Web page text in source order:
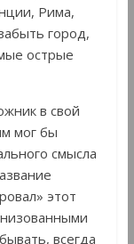
Рима,
город,
острые
в свой
мог бы
смысла
этот
всегда